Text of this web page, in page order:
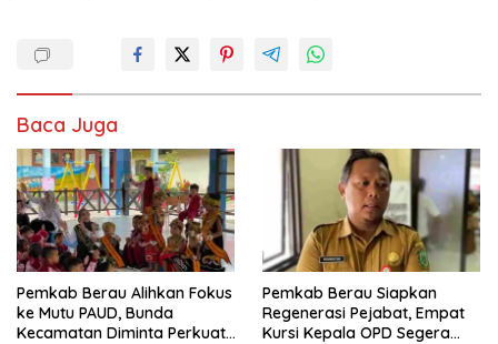
Baca Juga
Pemkab Berau Alihkan Fokus
ke Mutu PAUD, Bunda
Kecamatan Diminta Perkuat
Pemkab Berau Siapkan
Regenerasi Pejabat, Empat
Kursi Kepala OPD Segera